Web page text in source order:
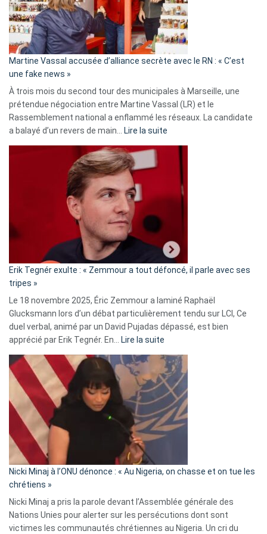
Algérie
Martine Vassal accusée d’alliance secrète avec le RN : « C’est
une fake news »
À trois mois du second tour des municipales à Marseille, une
prétendue négociation entre Martine Vassal (LR) et le
Rassemblement national a enflammé les réseaux. La candidate
a balayé d’un revers de main…
Lire la suite
d’alliance
secrète
«
C’est
fake
news
»
Erik Tegnér exulte : « Zemmour a tout défoncé, il parle avec ses
tripes »
Le 18 novembre 2025, Éric Zemmour a laminé Raphaël
Glucksmann lors d’un débat particulièrement tendu sur LCI, Ce
duel verbal, animé par un David Pujadas dépassé, est bien
apprécié par Erik Tegnér. En…
Lire la suite
Tegnér
exulte
« Zemmour
a
tout
parle
ses
tripes »
Nicki Minaj à l’ONU dénonce : « Au Nigeria, on chasse et on tue les
chrétiens »
Nicki Minaj a pris la parole devant l’Assemblée générale des
Nations Unies pour alerter sur les persécutions dont sont
victimes les communautés chrétiennes au Nigeria. Un cri du